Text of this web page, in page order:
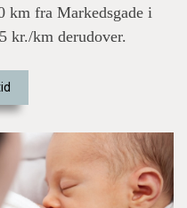
km fra Markedsgade i
kr./km derudover.